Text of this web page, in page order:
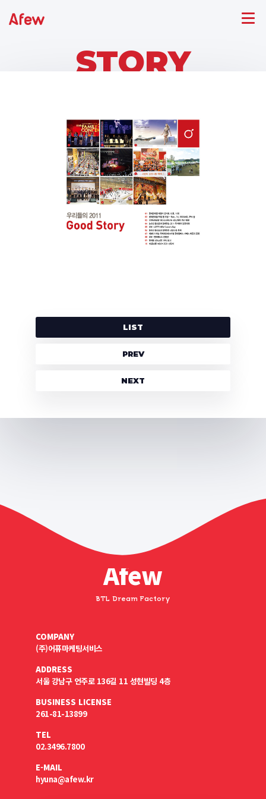
STORY
LIST
PREV
NEXT
Afew
BTL Dream Factory
COMPANY
(주)어퓨마케팅서비스
ADDRESS
서울 강남구 언주로 136길 11 성현빌딩 4층
BUSINESS LICENSE
261-81-13899
TEL
02.3496.7800
E-MAIL
hyuna@afew.kr